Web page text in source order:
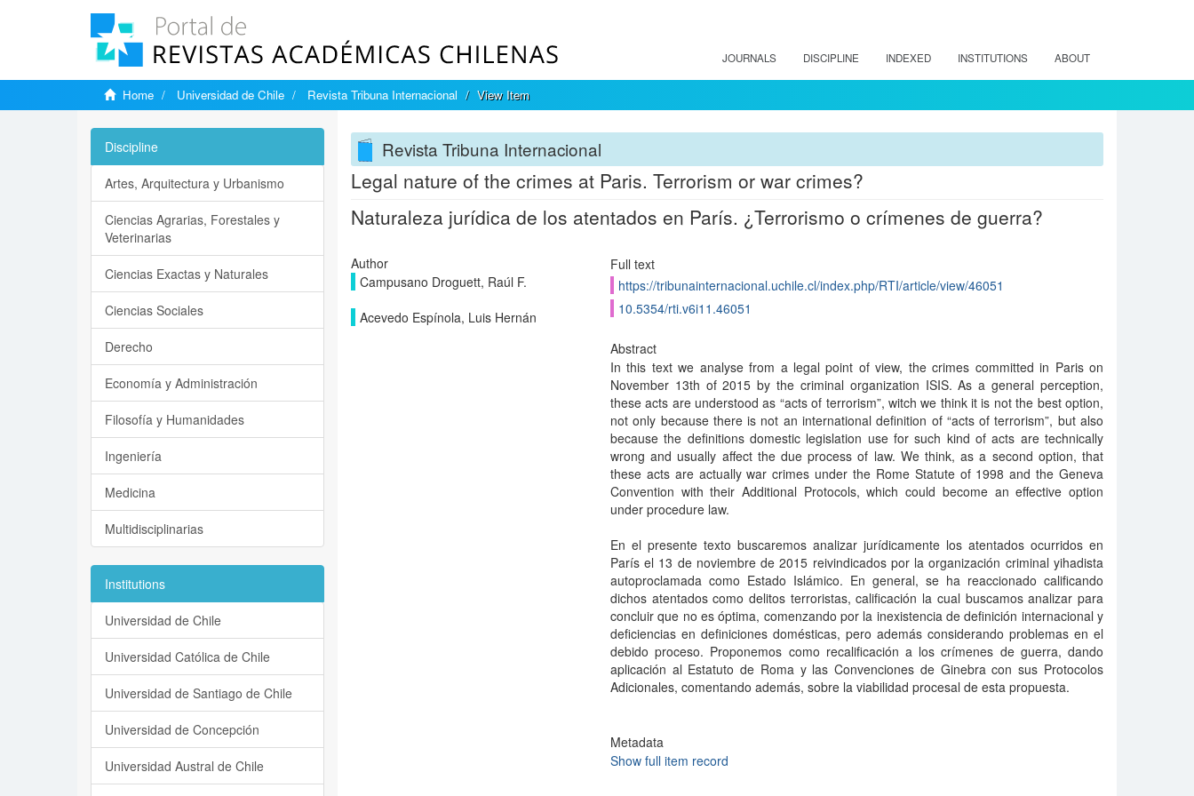
JOURNALS DISCIPLINE INDEXED INSTITUTIONS ABOUT
Home Universidad de Chile Revista Tribuna Internacional View Item
Revista Tribuna Internacional
Legal nature of the crimes at Paris. Terrorism or war crimes?
Naturaleza jurídica de los atentados en París. ¿Terrorismo o crímenes de guerra?
Author
Campusano Droguett, Raúl F.
Acevedo Espínola, Luis Hernán
Full text
https://tribunainternacional.uchile.cl/index.php/RTI/article/view/46051
10.5354/rti.v6i11.46051
Abstract
In this text we analyse from a legal point of view, the crimes committed in Paris on
November 13th of 2015 by the criminal organization ISIS. As a general perception,
these acts are understood as “acts of terrorism”, witch we think it is not the best option,
not only because there is not an international definition of “acts of terrorism”, but also
because the definitions domestic legislation use for such kind of acts are technically
wrong and usually affect the due process of law. We think, as a second option, that
these acts are actually war crimes under the Rome Statute of 1998 and the Geneva
Convention with their Additional Protocols, which could become an effective option
under procedure law.
En el presente texto buscaremos analizar jurídicamente los atentados ocurridos en
París el 13 de noviembre de 2015 reivindicados por la organización criminal yihadista
autoproclamada como Estado Islámico. En general, se ha reaccionado calificando
dichos atentados como delitos terroristas, calificación la cual buscamos analizar para
concluir que no es óptima, comenzando por la inexistencia de definición internacional y
deficiencias en definiciones domésticas, pero además considerando problemas en el
debido proceso. Proponemos como recalificación a los crímenes de guerra, dando
aplicación al Estatuto de Roma y las Convenciones de Ginebra con sus Protocolos
Adicionales, comentando además, sobre la viabilidad procesal de esta propuesta.
Metadata
Show full item record
Discipline
Artes, Arquitectura y Urbanismo
Ciencias Agrarias, Forestales y
Veterinarias
Ciencias Exactas y Naturales
Ciencias Sociales
Derecho
Economía y Administración
Filosofía y Humanidades
Ingeniería
Medicina
Multidisciplinarias
Institutions
Universidad de Chile
Universidad Católica de Chile
Universidad de Santiago de Chile
Universidad de Concepción
Universidad Austral de Chile